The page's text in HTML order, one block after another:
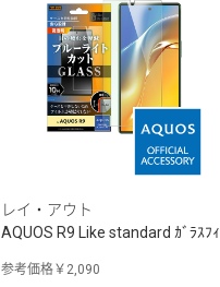
レイ・アウト
AQUOS R9 Like standard ｶﾞﾗｽﾌｨ
参考価格￥2,090